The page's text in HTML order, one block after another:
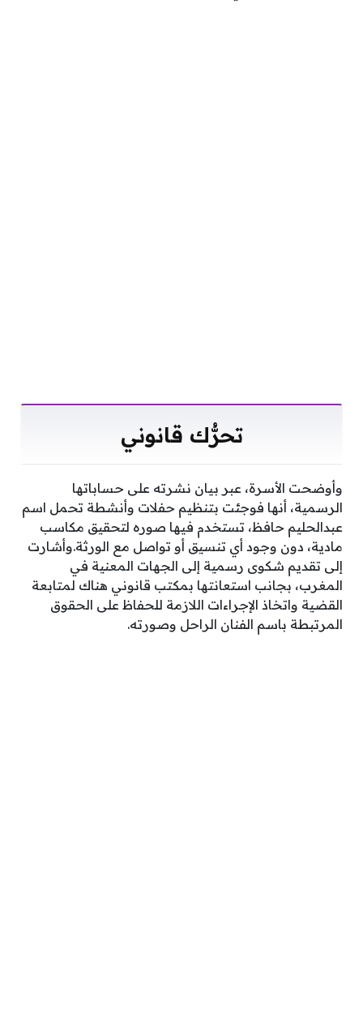
تحرُّك قانوني
وأوضحت الأسرة، عبر بيان نشرته على حساباتها
الرسمية، أنها فوجئت بتنظيم حفلات وأنشطة تحمل اسم
عبدالحليم حافظ، تستخدم فيها صوره لتحقيق مكاسب
مادية، دون وجود أي تنسيق أو تواصل مع الورثة.وأشارت
إلى تقديم شكوى رسمية إلى الجهات المعنية في
المغرب، بجانب استعانتها بمكتب قانوني هناك لمتابعة
القضية واتخاذ الإجراءات اللازمة للحفاظ على الحقوق
المرتبطة باسم الفنان الراحل وصورته.